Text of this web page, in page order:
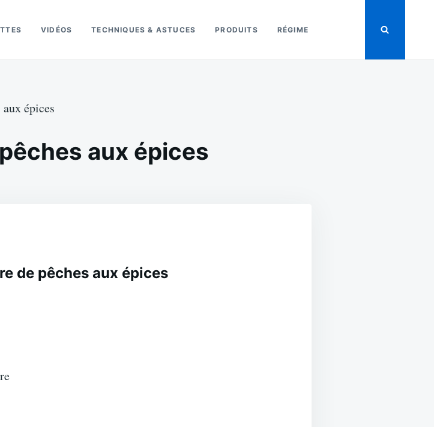
VIDÉOS TECHNIQUES & ASTUCES PRODUITS RÉGIME
épices
aux épices
de pêches aux épices